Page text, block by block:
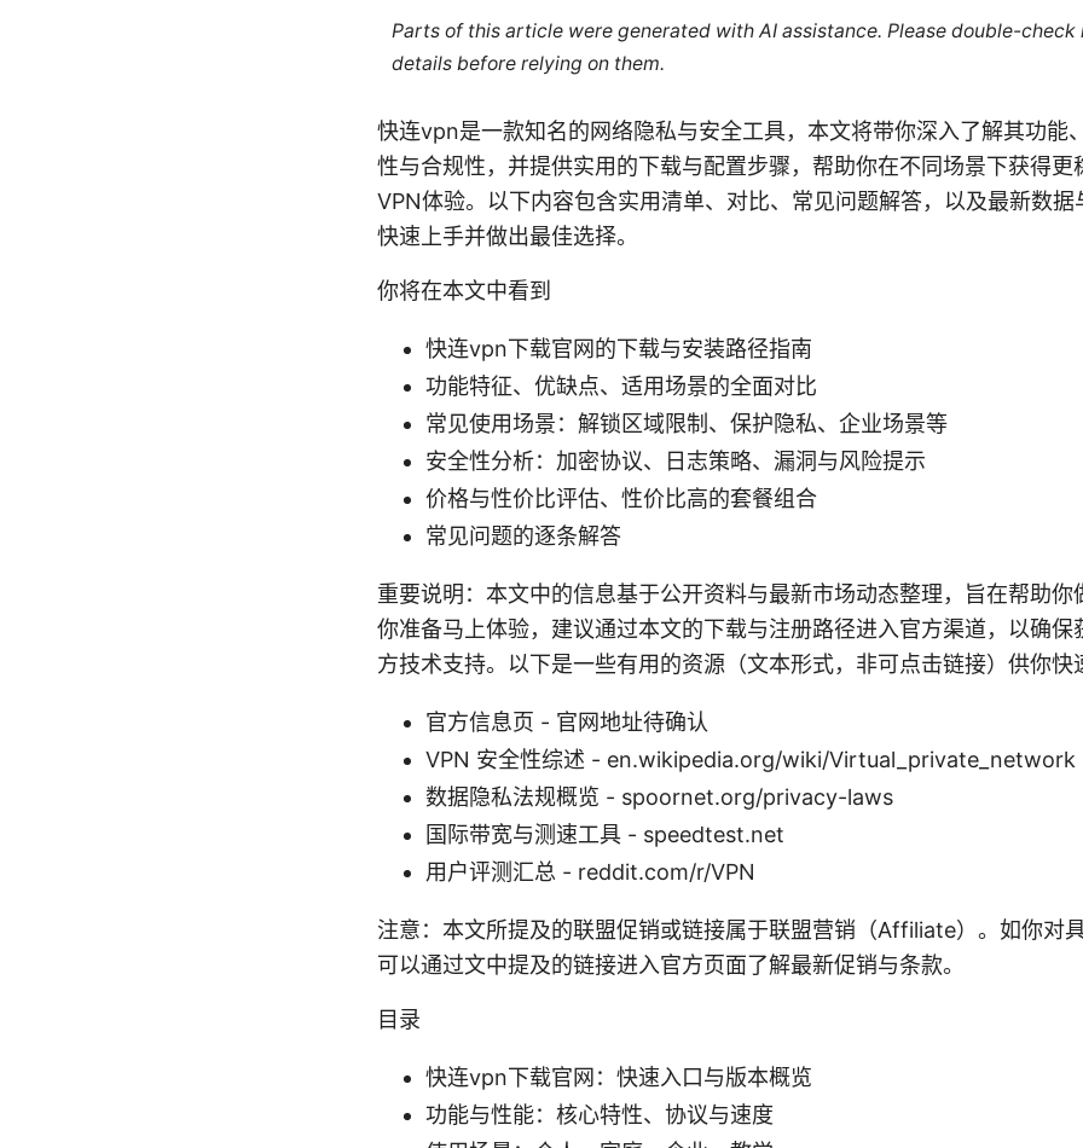
Parts of this article were generated with AI assistance. Please double-
details before relying on them.
快连vpn是一款知名的网络隐私与安全工具，本文将带你深入了解其功能
性与合规性，并提供实用的下载与配置步骤，帮助你在不同场景下获得更
VPN体验。以下内容包含实用清单、对比、常见问题解答，以及最新数据
快速上手并做出最佳选择。
你将在本文中看到
快连vpn下载官网的下载与安装路径指南
功能特征、优缺点、适用场景的全面对比
常见使用场景：解锁区域限制、保护隐私、企业场景等
安全性分析：加密协议、日志策略、漏洞与风险提示
价格与性价比评估、性价比高的套餐组合
常见问题的逐条解答
重要说明：本文中的信息基于公开资料与最新市场动态整理，旨在帮助你
你准备马上体验，建议通过本文的下载与注册路径进入官方渠道，以确保
方技术支持。以下是一些有用的资源（文本形式，非可点击链接）供你快
官方信息页 - 官网地址待确认
VPN 安全性综述 - en.wikipedia.org/wiki/Virtual_private_network
数据隐私法规概览 - spoornet.org/privacy-laws
国际带宽与测速工具 - speedtest.net
用户评测汇总 - reddit.com/r/VPN
注意：本文所提及的联盟促销或链接属于联盟营销（Affiliate）。如你对具
可以通过文中提及的链接进入官方页面了解最新促销与条款。
目录
快连vpn下载官网：快速入口与版本概览
功能与性能：核心特性、协议与速度